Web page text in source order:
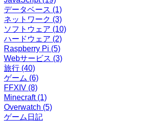
データベース (1)
ネットワーク (3)
ソフトウェア (10)
ハードウェア (2)
Raspberry Pi (5)
Webサービス (3)
旅行 (40)
ゲーム (6)
FFXIV (8)
Minecraft (1)
Overwatch (5)
ゲーム日記